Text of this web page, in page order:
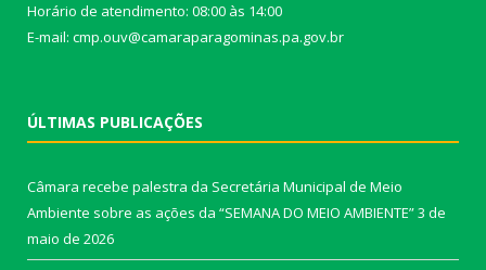
Horário de atendimento: 08:00 às 14:00
E-mail: cmp.ouv@camaraparagominas.pa.gov.br
ÚLTIMAS PUBLICAÇÕES
Câmara recebe palestra da Secretária Municipal de Meio
Ambiente sobre as ações da “SEMANA DO MEIO AMBIENTE”3 de
maio de 2026